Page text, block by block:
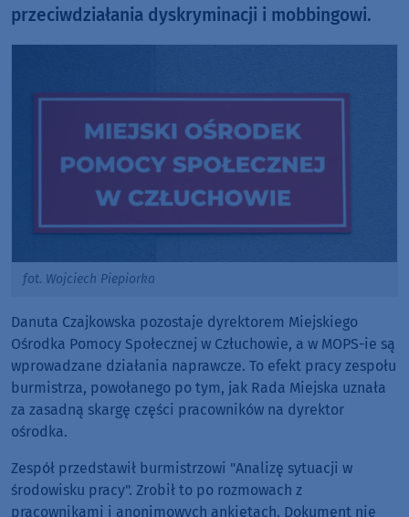
przeciwdziałania dyskryminacji i mobbingowi.
fot. Wojciech Piepiorka
Danuta Czajkowska pozostaje dyrektorem Miejskiego
Ośrodka Pomocy Społecznej w Człuchowie, a w MOPS-ie są
wprowadzane działania naprawcze. To efekt pracy zespołu
burmistrza, powołanego po tym, jak Rada Miejska uznała
za zasadną skargę części pracowników na dyrektor
ośrodka.
Zespół przedstawił burmistrzowi "Analizę sytuacji w
środowisku pracy". Zrobił to po rozmowach z
pracownikami i anonimowych ankietach. Dokument nie